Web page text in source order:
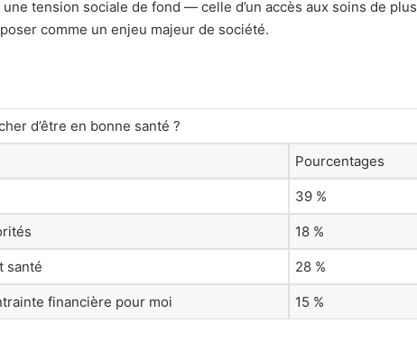
tension sociale de fond — celle d’un accès aux soins de plus
comme un enjeu majeur de société.
d’être en bonne santé ?
Pourcentages
39 %
18 %
santé 28 %
financière pour moi 15 %